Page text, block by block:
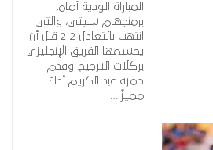
المباراة الودية أمام
برمنجهام سيتي، والتي
انتهت بالتعادل 2-2 قبل أن
يحسمها الفريق الإنجليزي
بركلات الترجيح. وقدم
حمزة عبد الكريم أداءً
مميزًا…